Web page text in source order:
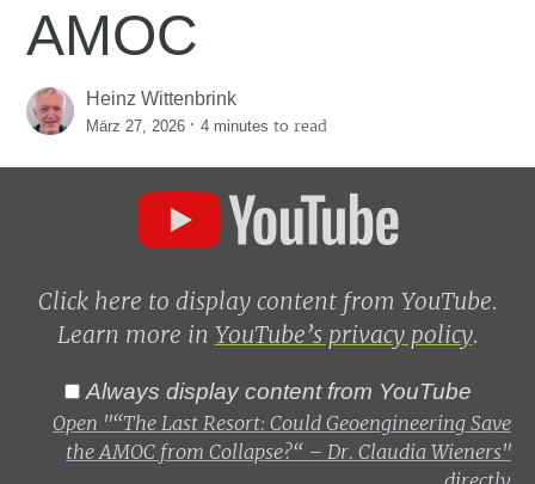
AMOC
Heinz Wittenbrink
März 27, 2026 ·4 minutes to read
Geoengineering
Save
Collapse?"
Click here to display content from YouTube.
Learn more in YouTube’s privacy policy.
Always display content from YouTube
Open "“The Last Resort: Could Geoengineering Save
the AMOC from Collapse?“ – Dr. Claudia Wieners"